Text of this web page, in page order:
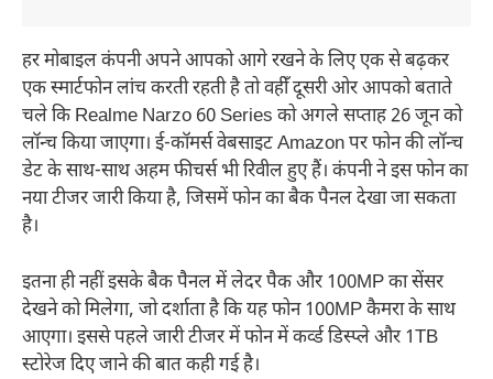
हर मोबाइल कंपनी अपने आपको आगे रखने के लिए एक से बढ़कर
एक स्मार्टफोन लांच करती रहती है तो वहीँ दूसरी ओर आपको बताते
चले कि Realme Narzo 60 Series को अगले सप्ताह 26 जून को
लॉन्च किया जाएगा। ई-कॉमर्स वेबसाइट Amazon पर फोन की लॉन्च
डेट के साथ-साथ अहम फीचर्स भी रिवील हुए हैं। कंपनी ने इस फोन का
नया टीजर जारी किया है, जिसमें फोन का बैक पैनल देखा जा सकता
है।
इतना ही नहीं इसके बैक पैनल में लेदर पैक और 100MP का सेंसर
देखने को मिलेगा, जो दर्शाता है कि यह फोन 100MP कैमरा के साथ
आएगा। इससे पहले जारी टीजर में फोन में कर्व्ड डिस्प्ले और 1TB
स्टोरेज दिए जाने की बात कही गई है।